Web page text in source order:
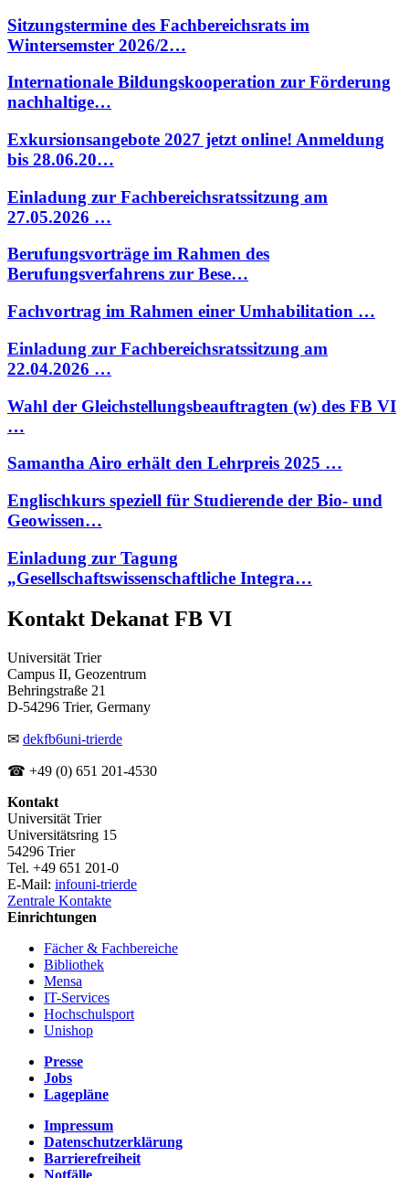
Sitzungstermine des Fachbereichsrats im
Wintersemster 2026/2…
Internationale Bildungskooperation zur Förderung
nachhaltige…
Exkursionsangebote 2027 jetzt online! Anmeldung
bis 28.06.20…
Einladung zur Fachbereichsratssitzung am
27.05.2026 …
Berufungsvorträge im Rahmen des
Berufungsverfahrens zur Bese…
Fachvortrag im Rahmen einer Umhabilitation …
Einladung zur Fachbereichsratssitzung am
22.04.2026 …
Wahl der Gleichstellungsbeauftragten (w) des FB VI
…
Samantha Airo erhält den Lehrpreis 2025 …
Englischkurs speziell für Studierende der Bio- und
Geowissen…
Einladung zur Tagung
„Gesellschaftswissenschaftliche Integra…
Kontakt Dekanat FB VI
Universität Trier
Campus II, Geozentrum
Behringstraße 21
D-54296 Trier, Germany
✉ dekfb6uni-trierde
☎ +49 (0) 651 201-4530
Kontakt
Universität Trier
Universitätsring 15
54296 Trier
Tel. +49 651 201-0
E-Mail: infouni-trierde
Zentrale Kontakte
Einrichtungen
Fächer & Fachbereiche
Bibliothek
Mensa
IT-Services
Hochschulsport
Unishop
Presse
Jobs
Lagepläne
Impressum
Datenschutzerklärung
Barrierefreiheit
Notfälle